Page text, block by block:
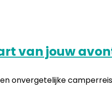
van jouw
onvergetelijke